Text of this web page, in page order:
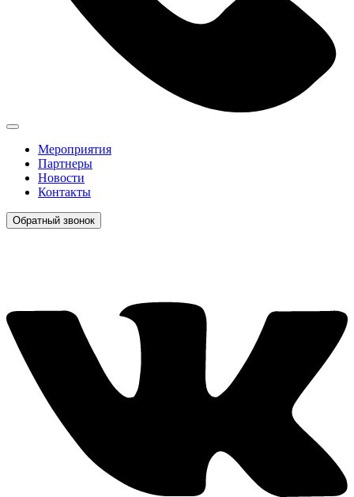
Мероприятия
Партнеры
Новости
Контакты
Обратный звонок